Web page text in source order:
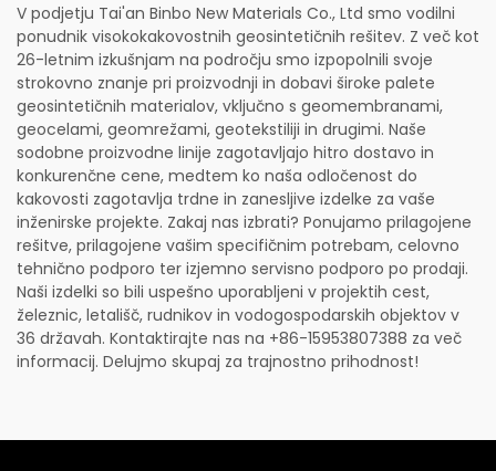
V podjetju Tai'an Binbo New Materials Co., Ltd smo vodilni
ponudnik visokokakovostnih geosintetičnih rešitev. Z več kot
26-letnim izkušnjam na področju smo izpopolnili svoje
strokovno znanje pri proizvodnji in dobavi široke palete
geosintetičnih materialov, vključno s geomembranami,
geocelami, geomrežami, geotekstiliji in drugimi. Naše
sodobne proizvodne linije zagotavljajo hitro dostavo in
konkurenčne cene, medtem ko naša odločenost do
kakovosti zagotavlja trdne in zanesljive izdelke za vaše
inženirske projekte. Zakaj nas izbrati? Ponujamo prilagojene
rešitve, prilagojene vašim specifičnim potrebam, celovno
tehnično podporo ter izjemno servisno podporo po prodaji.
Naši izdelki so bili uspešno uporabljeni v projektih cest,
železnic, letališč, rudnikov in vodogospodarskih objektov v
36 državah. Kontaktirajte nas na +86-15953807388 za več
informacij. Delujmo skupaj za trajnostno prihodnost!